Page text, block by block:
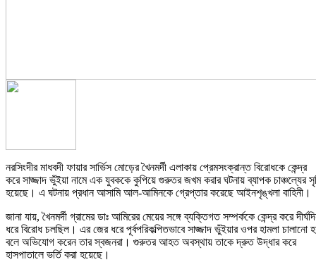
নরসিংদীর মাধবদী ফায়ার সার্ভিস মোড়ের খৈনমর্দী এলাকায় প্রেমসংক্রান্ত বিরোধকে কেন্দ্র
করে সাজ্জাদ ভুঁইয়া নামে এক যুবককে কুপিয়ে গুরুতর জখম করার ঘটনায় ব্যাপক চাঞ্চল্যের
হয়েছে। এ ঘটনায় প্রধান আসামি আল-আমিনকে গ্রেপ্তার করেছে আইনশৃঙ্খলা বাহিনী।
জানা যায়, খৈনমর্দী গ্রামের ডাঃ আমিরের মেয়ের সঙ্গে ব্যক্তিগত সম্পর্ককে কেন্দ্র করে
ধরে বিরোধ চলছিল। এর জের ধরে পূর্বপরিকল্পিতভাবে সাজ্জাদ ভুঁইয়ার ওপর হামলা চালানো
বলে অভিযোগ করেন তার স্বজনরা। গুরুতর আহত অবস্থায় তাকে দ্রুত উদ্ধার করে
হাসপাতালে ভর্তি করা হয়েছে।